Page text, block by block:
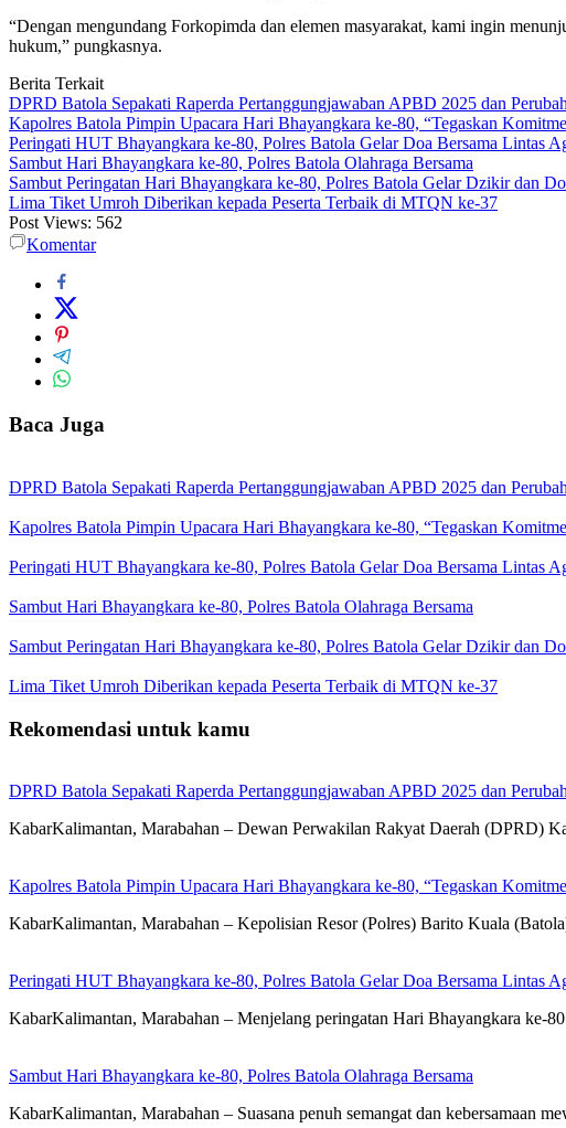
“Dengan mengundang Forkopimda dan elemen masyarakat, kami ingin
hukum,” pungkasnya.
Berita Terkait
DPRD Batola Sepakati Raperda Pertanggungjawaban APBD 2025 dan
Kapolres Batola Pimpin Upacara Hari Bhayangkara ke-80, “Tegaskan
Peringati HUT Bhayangkara ke-80, Polres Batola Gelar Doa Bersama Lintas
Sambut Hari Bhayangkara ke-80, Polres Batola Olahraga Bersama
Sambut Peringatan Hari Bhayangkara ke-80, Polres Batola Gelar Dzikir dan
Lima Tiket Umroh Diberikan kepada Peserta Terbaik di MTQN ke-37
Post Views: 562
Komentar
Baca Juga
DPRD Batola Sepakati Raperda Pertanggungjawaban APBD 2025 dan
Kapolres Batola Pimpin Upacara Hari Bhayangkara ke-80, “Tegaskan
Peringati HUT Bhayangkara ke-80, Polres Batola Gelar Doa Bersama Lintas
Sambut Hari Bhayangkara ke-80, Polres Batola Olahraga Bersama
Sambut Peringatan Hari Bhayangkara ke-80, Polres Batola Gelar Dzikir dan
Lima Tiket Umroh Diberikan kepada Peserta Terbaik di MTQN ke-37
Rekomendasi untuk kamu
DPRD Batola Sepakati Raperda Pertanggungjawaban APBD 2025 dan
KabarKalimantan, Marabahan – Dewan Perwakilan Rakyat Daerah (DPRD)
Kapolres Batola Pimpin Upacara Hari Bhayangkara ke-80, “Tegaskan
KabarKalimantan, Marabahan – Kepolisian Resor (Polres) Barito Kuala
Peringati HUT Bhayangkara ke-80, Polres Batola Gelar Doa Bersama Lintas
KabarKalimantan, Marabahan – ​Menjelang peringatan Hari Bhayangkara ke-
Sambut Hari Bhayangkara ke-80, Polres Batola Olahraga Bersama
KabarKalimantan, Marabahan – Suasana penuh semangat dan kebersamaan